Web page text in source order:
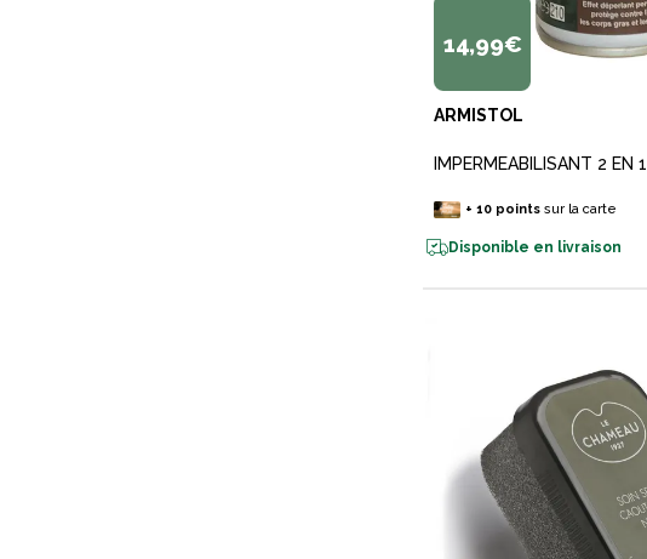
14,99€
ARMISTOL
IMPERMEABILISANT 2 EN 1
+10 points sur la carte
Disponible en livraison